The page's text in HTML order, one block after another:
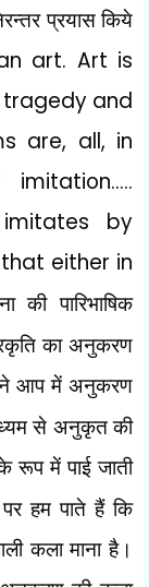
प्रयास किये
art. Art is
tragedy and
are, all, in
by
either in
की पारिभाषिक
का अनुकरण
आप में अनुकरण
से अनुकृत की
रूप में पाई जाती
परहम पाते हैं कि
कला माना है।